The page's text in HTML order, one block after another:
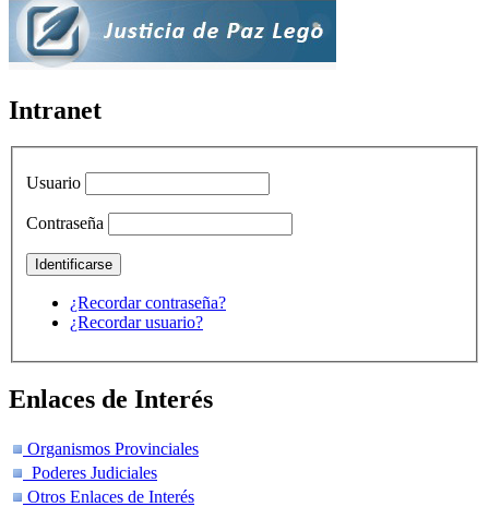
Intranet
Usuario
Contraseña
¿Recordar contraseña?
¿Recordar usuario?
Enlaces de Interés
Organismos Provinciales
Poderes Judiciales
Otros Enlaces de Interés